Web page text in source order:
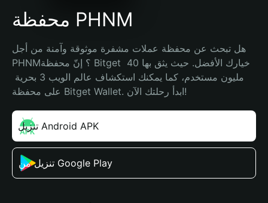
محفظة PHNM
هل تبحث عن محفظة عملات مشفرة موثوقة وآمنة من أجل
PHNM؟ إنّ محفظة Bitget خيارك الأفضل. حيث يثق بها 40
على محفظة Bitget Wallet. ابدأ رحلتك الآن!
تنزيل Android APK
تنزيل من Google Play